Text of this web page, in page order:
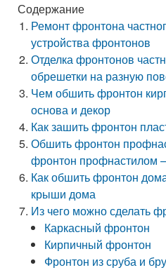
Содержание
Ремонт фронтона
устройства фронтонов
Отделка фронтонов
обрешетки на разную
Чем обшить фронтон
основа и декор
Как зашить фронтон
Обшить фронтон
фронтон профнастилом
Как обшить фронтон
крыши дома
Из чего можно сделать
Каркасный фронтон
Кирпичный фронтон
Фронтон из сруба и